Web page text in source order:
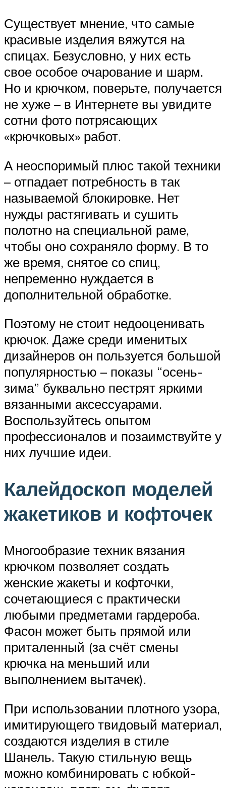
Существует мнение, что самые
красивые изделия вяжутся на
спицах. Безусловно, у них есть
свое особое очарование и шарм.
Но и крючком, поверьте, получается
не хуже – в Интернете вы увидите
сотни фото потрясающих
«крючковых» работ.
А неоспоримый плюс такой техники
– отпадает потребность в так
называемой блокировке. Нет
нужды растягивать и сушить
полотно на специальной раме,
чтобы оно сохраняло форму. В то
же время, снятое со спиц,
непременно нуждается в
дополнительной обработке.
Поэтому не стоит недооценивать
крючок. Даже среди именитых
дизайнеров он пользуется большой
популярностью – показы “осень-
зима” буквально пестрят яркими
вязанными аксессуарами.
Воспользуйтесь опытом
профессионалов и позаимствуйте у
них лучшие идеи.
Калейдоскоп моделей
жакетиков и кофточек
Многообразие техник вязания
крючком позволяет создать
женские жакеты и кофточки,
сочетающиеся с практически
любыми предметами гардероба.
Фасон может быть прямой или
приталенный (за счёт смены
крючка на меньший или
выполнением вытачек).
При использовании плотного узора,
имитирующего твидовый материал,
создаются изделия в стиле
Шанель. Такую стильную вещь
можно комбинировать с юбкой-